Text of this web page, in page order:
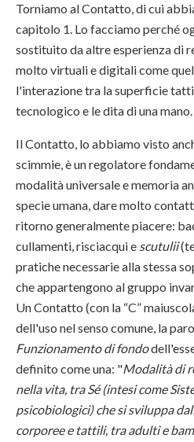
Torniamo al Contatto, di cui
capitolo 1. Lo facciamo perché
sostituito da altre esperienza di
molto virtuali e digitali come
l'interazione tra la superficie
tecnologico e le dita di una mano.
Il Contatto, lo abbiamo visto
scimmie, è un regolatore
modalità universale e memoria
specie umana, dare molto
ritorno generalmente piacere:
cullamenti, risciacqui e scutulii
pratiche necessarie alla stessa
che appartengono al gruppo
Un Contatto (con la “C”
dell'uso nel senso comune, la
Funzionamento di fondo
definito come una: "Modalità di
nella vita, tra Sé (intesi come
psicobiologici) che si sviluppa
corporee e tattili, tra adulti e